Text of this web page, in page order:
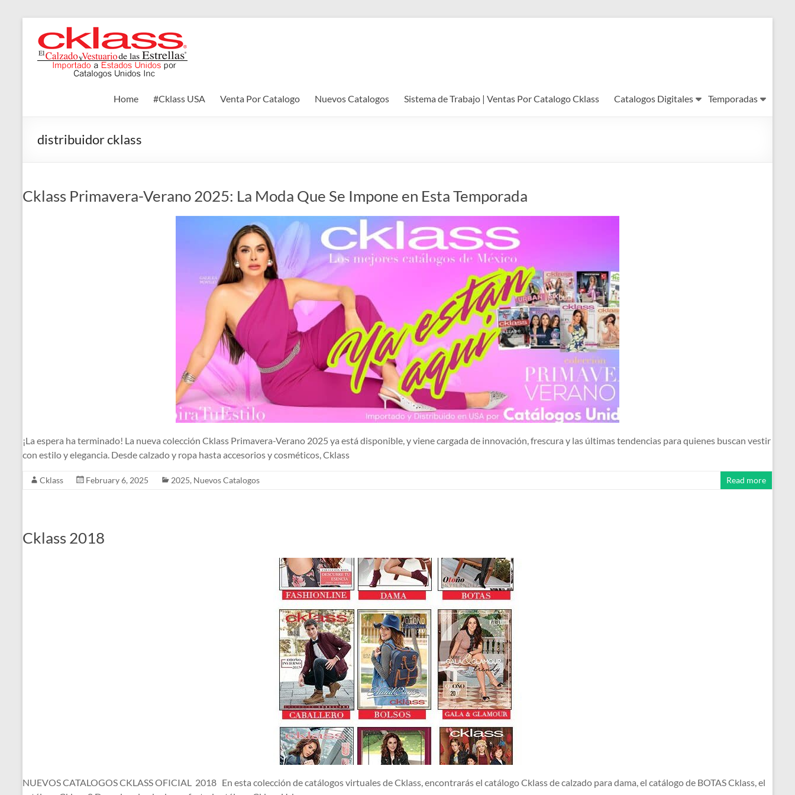
content
Cklass
El
las
Home #Cklass USA Venta Por Catalogo Nuevos Catalogos Sistema de Trabajo | Ventas Por Catalogo Cklass Catalogos Digitales Temporadas
distribuidor cklass
Cklass Primavera-Verano 2025: La Moda Que Se Impone en Esta Temporada
¡La espera ha terminado! La nueva colección Cklass Primavera-Verano 2025 ya está disponible, y viene cargada de innovación, frescura y las últimas tendencias para quienes buscan vestir
con estilo y elegancia. Desde calzado y ropa hasta accesorios y cosméticos, Cklass
Cklass February 6, 2025 2025, Nuevos Catalogos Read more
Cklass 2018
NUEVOS CATALOGOS CKLASS OFICIAL 2018 En esta colección de catálogos virtuales de Cklass, encontrarás el catálogo Cklass de calzado para dama, el catálogo de BOTAS Cklass, el